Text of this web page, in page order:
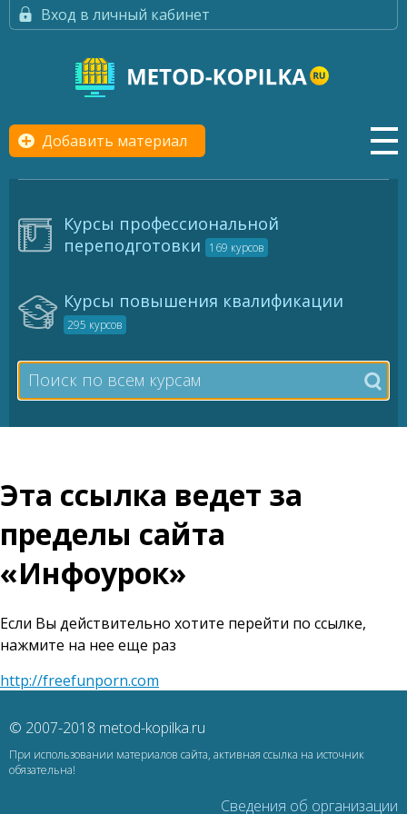
Вход в личный кабинет
Добавить материал
Курсы профессиональной
переподготовки
169 курсов
Курсы повышения квалификации
295 курсов
Эта ссылка ведет за
пределы сайта
«Инфоурок»
Если Вы действительно хотите перейти по ссылке,
нажмите на нее еще раз
http://freefunporn.com
© 2007-2018 metod-kopilka.ru
При использовании материалов сайта, активная ссылка на источник
обязательна!
Сведения об организации